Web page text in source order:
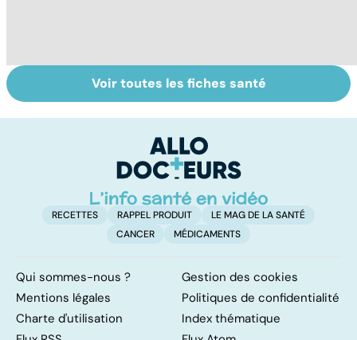
Tout savoir sur le
virus de la grippe
Grippe : quels
symptômes et
Voir toutes les fiches santé
RECETTES RAPPEL PRODUIT
LE MAG DE LA SANTÉ
CANCER
MÉDICAMENTS
Qui sommes-nous ?
Gestion des cookies
Mentions légales
Politiques de confidentialité
Charte d'utilisation
Index thématique